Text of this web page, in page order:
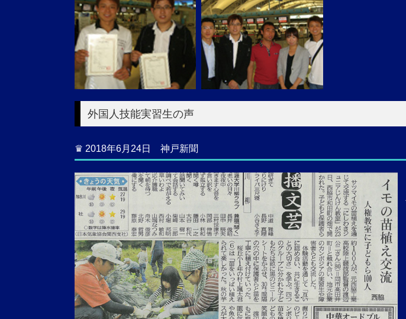
外国人技能実習生の声
♛ 2018年6月24日 神戸新聞